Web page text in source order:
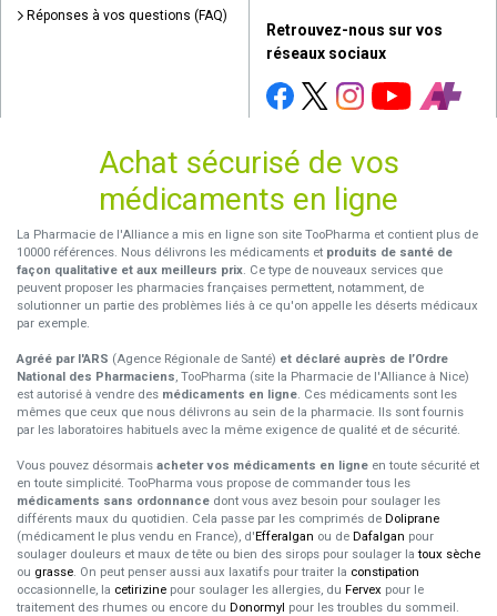
Réponses à vos questions (FAQ)
Retrouvez-nous sur vos
réseaux sociaux
Achat sécurisé de vos
médicaments en ligne
La Pharmacie de l'Alliance a mis en ligne son site TooPharma et contient plus de
10000 références. Nous délivrons les médicaments et produits de santé de
façon qualitative et aux meilleurs prix. Ce type de nouveaux services que
peuvent proposer les pharmacies françaises permettent, notamment, de
solutionner un partie des problèmes liés à ce qu'on appelle les déserts médicaux
par exemple.
Agréé par l'ARS (Agence Régionale de Santé) et déclaré auprès de l’Ordre
National des Pharmaciens, TooPharma (site la Pharmacie de l'Alliance à Nice)
est autorisé à vendre des médicaments en ligne. Ces médicaments sont les
mêmes que ceux que nous délivrons au sein de la pharmacie. Ils sont fournis
par les laboratoires habituels avec la même exigence de qualité et de sécurité.
Vous pouvez désormais acheter vos médicaments en ligne en toute sécurité et
en toute simplicité. TooPharma vous propose de commander tous les
médicaments sans ordonnance dont vous avez besoin pour soulager les
différents maux du quotidien. Cela passe par les comprimés de Doliprane
(médicament le plus vendu en France), d'Efferalgan ou de Dafalgan pour
soulager douleurs et maux de tête ou bien des sirops pour soulager latoux sèche
ou grasse. On peut penser aussi aux laxatifs pour traiter la constipation
occasionnelle, la cetirizine pour soulager les allergies, du Fervex pour le
traitement des rhumes ou encore du Donormyl pour les troubles du sommeil.